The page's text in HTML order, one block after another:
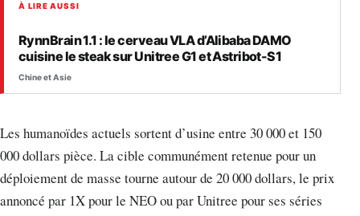
À LIRE AUSSI
RynnBrain 1.1 : le cerveau VLA d’Alibaba DAMO
cuisine le steak sur Unitree G1 et Astribot-S1
Chine et Asie
Les humanoïdes actuels sortent d’usine entre 30 000 et 150
000 dollars pièce. La cible communément retenue pour un
déploiement de masse tourne autour de 20 000 dollars, le prix
annoncé par 1X pour le NEO ou par Unitree pour ses séries